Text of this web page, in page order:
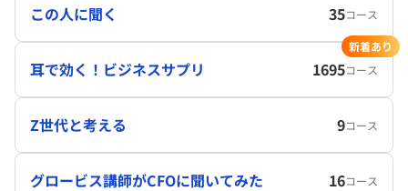
この人に聞く 35コース
耳で効く！ビジネスサプリ 1695コース
新着あり
Z世代と考える 9コース
グロービス講師がCFOに聞いてみた 16コース